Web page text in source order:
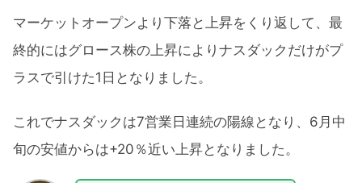
マーケットオープンより下落と上昇をくり返して、最
終的にはグロース株の上昇によりナスダックだけがプ
ラスで引けた1日となりました。
これでナスダックは7営業日連続の陽線となり、6月中
旬の安値からは+20％近い上昇となりました。